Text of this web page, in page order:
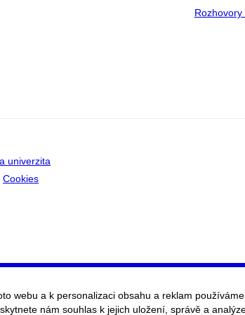
univerzita
Cookies
webu a k personalizaci obsahu a reklam
nám souhlas k jejich uložení, správě a